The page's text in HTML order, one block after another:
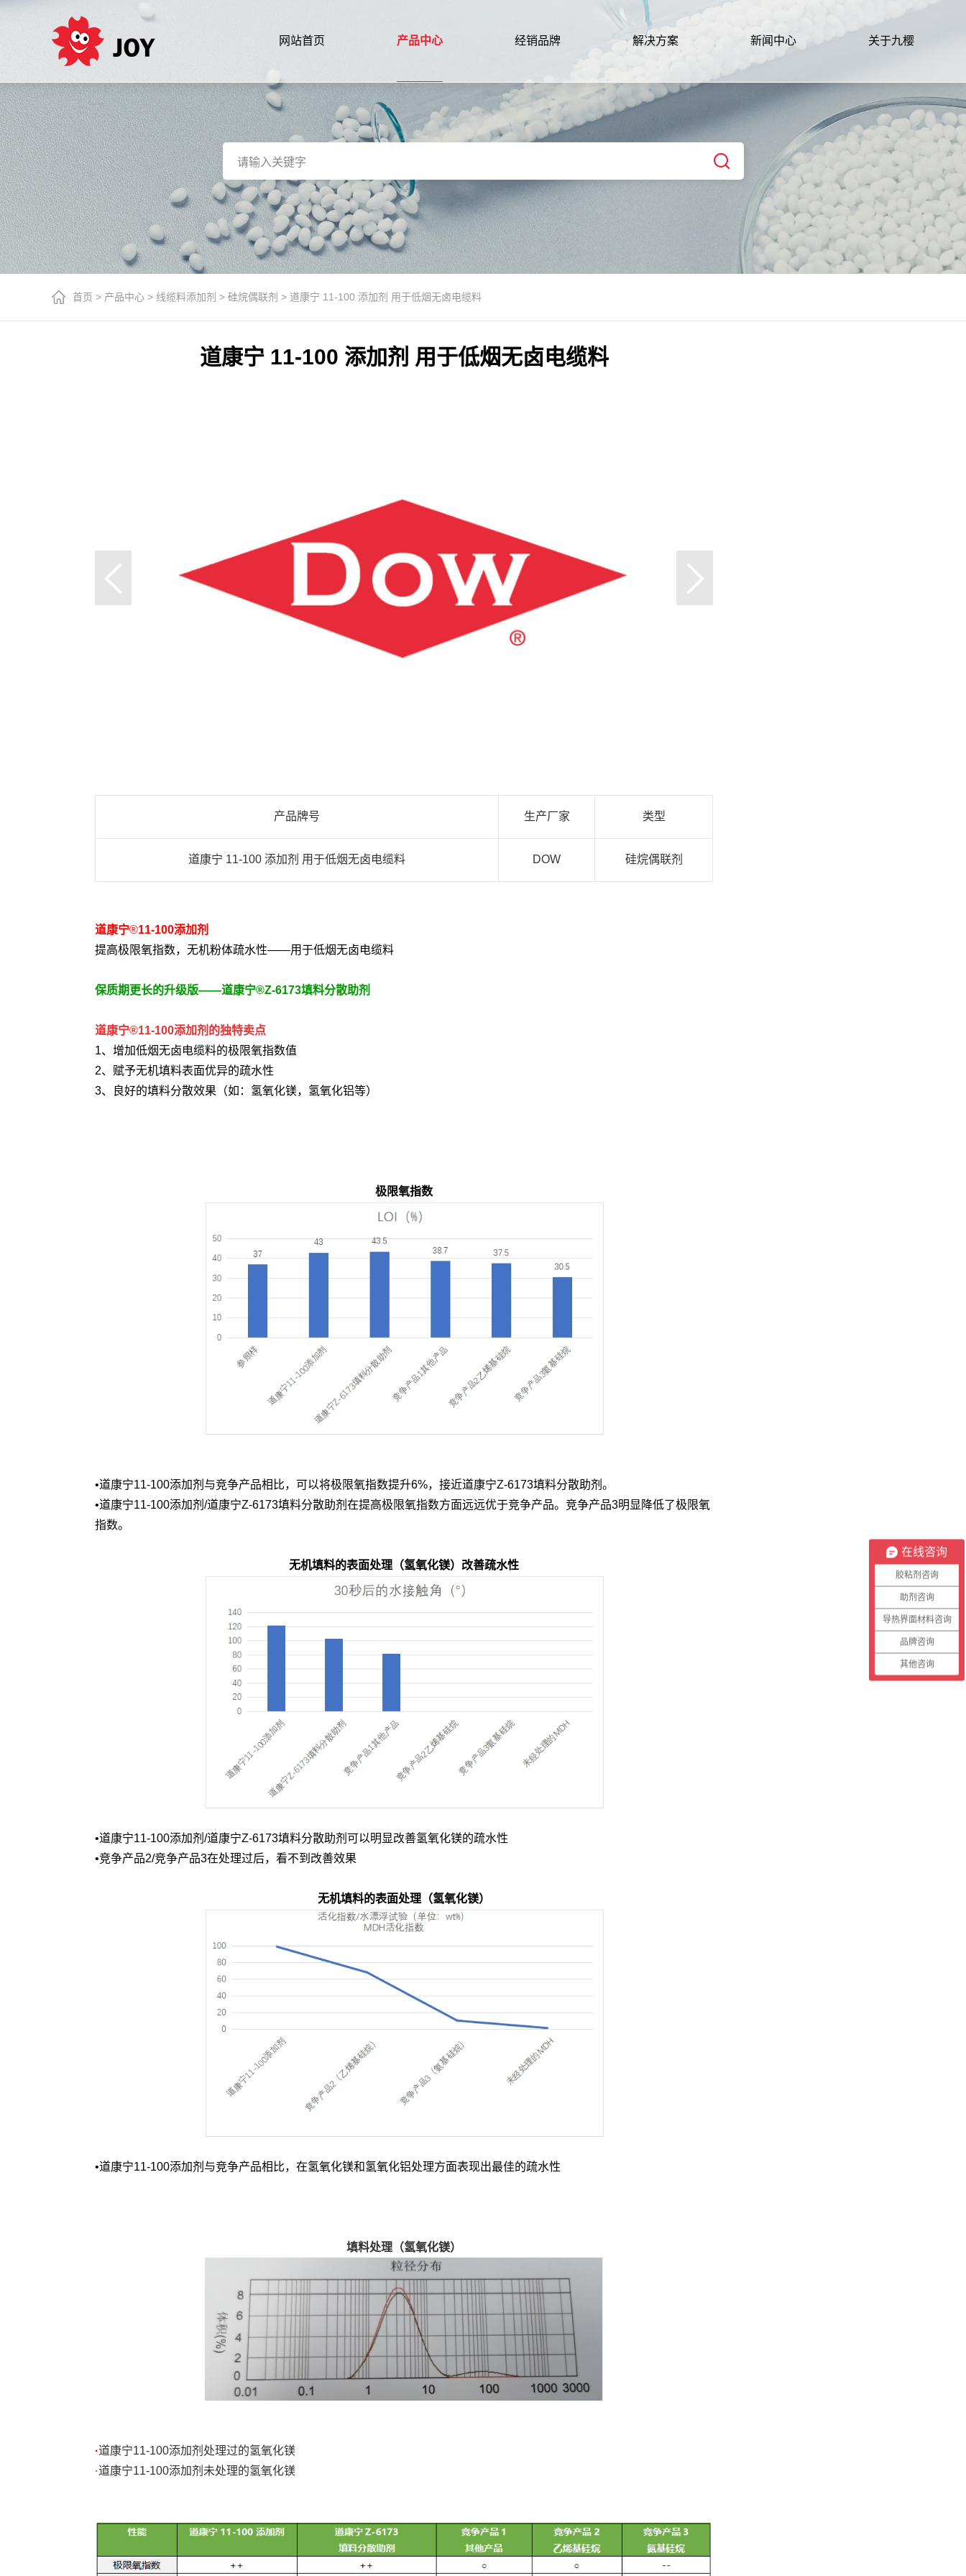
网站首页 产品中心 经销品牌 解决方案 新闻中心 关于九樱
首页 > 产品中心 > 线缆料添加剂 > 硅烷偶联剂 > 道康宁 11-100 添加剂 用于低烟无卤电缆料
道康宁 11-100 添加剂 用于低烟无卤电缆料
产品牌号 生产厂家 类型
道康宁 11-100 添加剂 用于低烟无卤电缆料 DOW 硅烷偶联剂
道康宁®11-100添加剂
提高极限氧指数，无机粉体疏水性——用于低烟无卤电缆料
保质期更长的升级版——道康宁®Z-6173填料分散助剂
道康宁®11-100添加剂 的独特卖点
1、增加低烟无卤电缆料的极限氧指数值
2、赋予无机填料表面优异的疏水性
3、良好的填料分散效果（如：氢氧化镁，氢氧化铝等）
极限氧指数
•道康宁11-100添加剂与竞争产品相比，可以将极限氧指数提升6%，接近道康宁Z-6173填料分散助剂。
•道康宁11-100添加剂/道康宁Z-6173填料分散助剂在提高极限氧指数方面远远优于竞争产品。竞争产品3明显降低了极限氧
指数。
无机填料的表面处理（氢氧化镁）改善疏水性
•道康宁11-100添加剂 /道康宁Z-6173填料分散助剂可以明显改善氢氧化镁的疏水性
•竞争产品2/竞争产品3在处理过后，看不到改善效果
无机填料的表面处理（氢氧化镁）
•道康宁11-100添加剂与竞争产品相比，在氢氧化镁和氢氧化铝处理方面表现出最佳的疏水性
填料处理（氢氧化镁）
·道康宁11-100添加剂处理过的氢氧化镁
·道康宁11-100添加剂未处理的氢氧化镁
在线咨询
胶粘剂咨询
助剂咨询
导热界面材料咨询
品牌咨询
其他咨询